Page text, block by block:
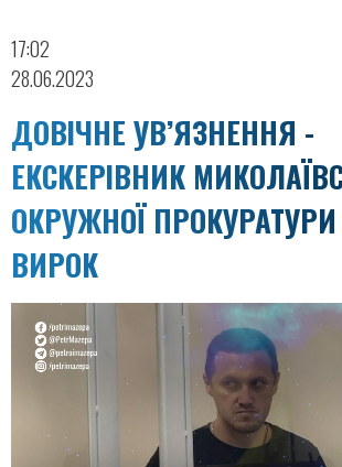
17:02
28.06.2023
ДОВІЧНЕ УВ’ЯЗНЕННЯ -
ЕКСКЕРІВНИК
ОКРУЖНОЇ
ВИРОК